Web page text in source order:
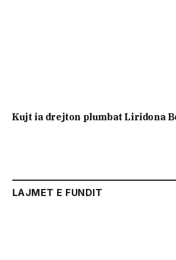
Kujt ia drejton plumbat Liridona
LAJMET E FUNDIT